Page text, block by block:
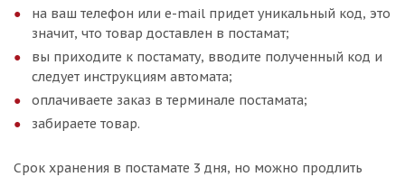
на ваш телефон или e-mail придет уникальный код, это
значит, что товар доставлен в постамат;
вы приходите к постамату, вводите полученный код и
следует инструкциям автомата;
оплачиваете заказ в терминале постамата;
забираете товар.
Срок хранения в постамате 3 дня, но можно продлить